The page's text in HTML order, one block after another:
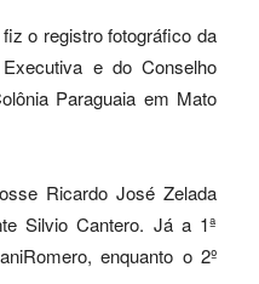
o registro fotográfico da
e do Conselho
Paraguaia em Mato
Ricardo José Zelada
Silvio Cantero. Já a 1ª
enquanto o 2º